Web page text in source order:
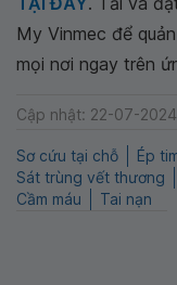
My Vinmec để
mọi nơi ngay trên
Cập nhật: 22-07-2024
Sơ cứu tại chỗ Ép
Sát trùng vết thương
Cầm máu
Tai nạn